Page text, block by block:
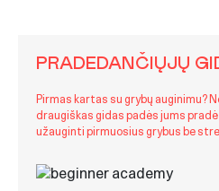
PRADEDANČIŲJŲ
Pirmas kartas su grybų auginimu?
draugiškas gidas padės jums
užauginti pirmuosius grybus be